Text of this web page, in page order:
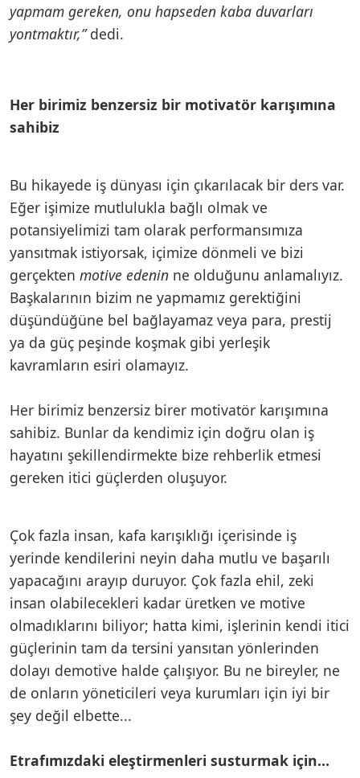
yapmam gereken, onu hapseden kaba duvarları
yontmaktır,”dedi.
Her birimiz benzersiz bir motivatör karışımına
sahibiz
Bu hikayede iş dünyası için çıkarılacak bir ders var.
Eğer işimize mutlulukla bağlı olmak ve
potansiyelimizi tam olarak performansımıza
yansıtmak istiyorsak, içimize dönmeli ve bizi
gerçekten motive edenin ne olduğunu anlamalıyız.
Başkalarının bizim ne yapmamız gerektiğini
düşündüğüne bel bağlayamaz veya para, prestij
ya da güç peşinde koşmak gibi yerleşik
kavramların esiri olamayız.
Her birimiz benzersiz birer motivatör karışımına
sahibiz. Bunlar da kendimiz için doğru olan iş
hayatını şekillendirmekte bize rehberlik etmesi
gereken itici güçlerden oluşuyor.
Çok fazla insan, kafa karışıklığı içerisinde iş
yerinde kendilerini neyin daha mutlu ve başarılı
yapacağını arayıp duruyor. Çok fazla ehil, zeki
insan olabilecekleri kadar üretken ve motive
olmadıklarını biliyor; hatta kimi, işlerinin kendi itici
güçlerinin tam da tersini yansıtan yönlerinden
dolayı demotive halde çalışıyor. Bu ne bireyler, ne
de onların yöneticileri veya kurumları için iyi bir
şey değil elbette...
Etrafımızdaki eleştirmenleri susturmak için…